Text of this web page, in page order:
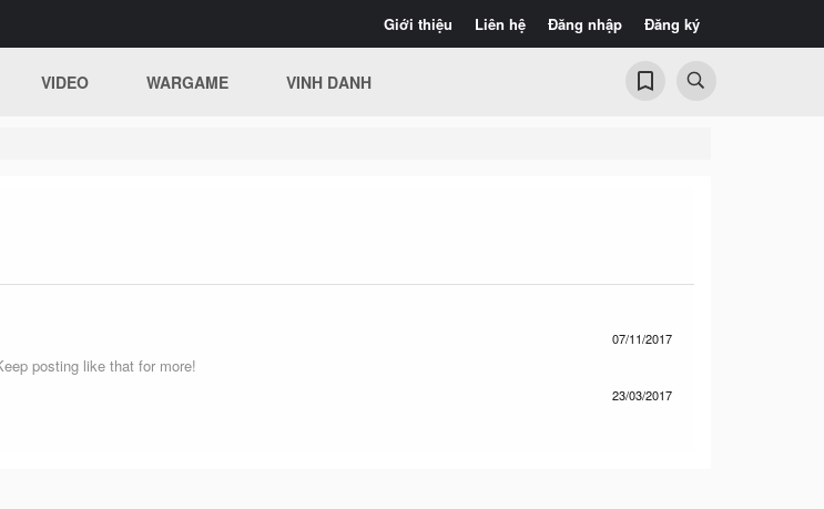
Giới thiệu Liên hệ Đăng nhập Đăng ký
VIDEO WARGAME VINH DANH
07/11/2017
posting like that for more!
23/03/2017